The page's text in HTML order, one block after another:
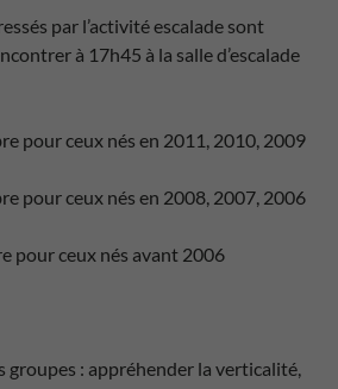
par l’activité escalade sont
à 17h45 à la salle d’escalade
pour ceux nés en 2011, 2010, 2009
pour ceux nés en 2008, 2007, 2006
pour ceux nés avant 2006
groupes : appréhender la verticalité,